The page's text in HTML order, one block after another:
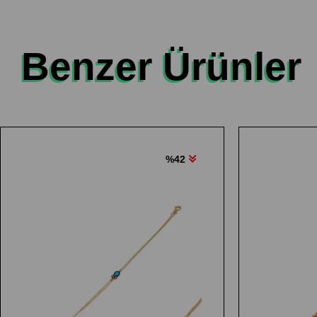
Benzer Ürünler
%42